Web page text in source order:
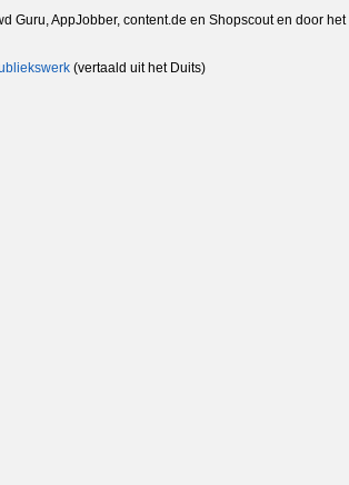
Guru, AppJobber, content.de en Shopscout en door
(vertaald uit het Duits)